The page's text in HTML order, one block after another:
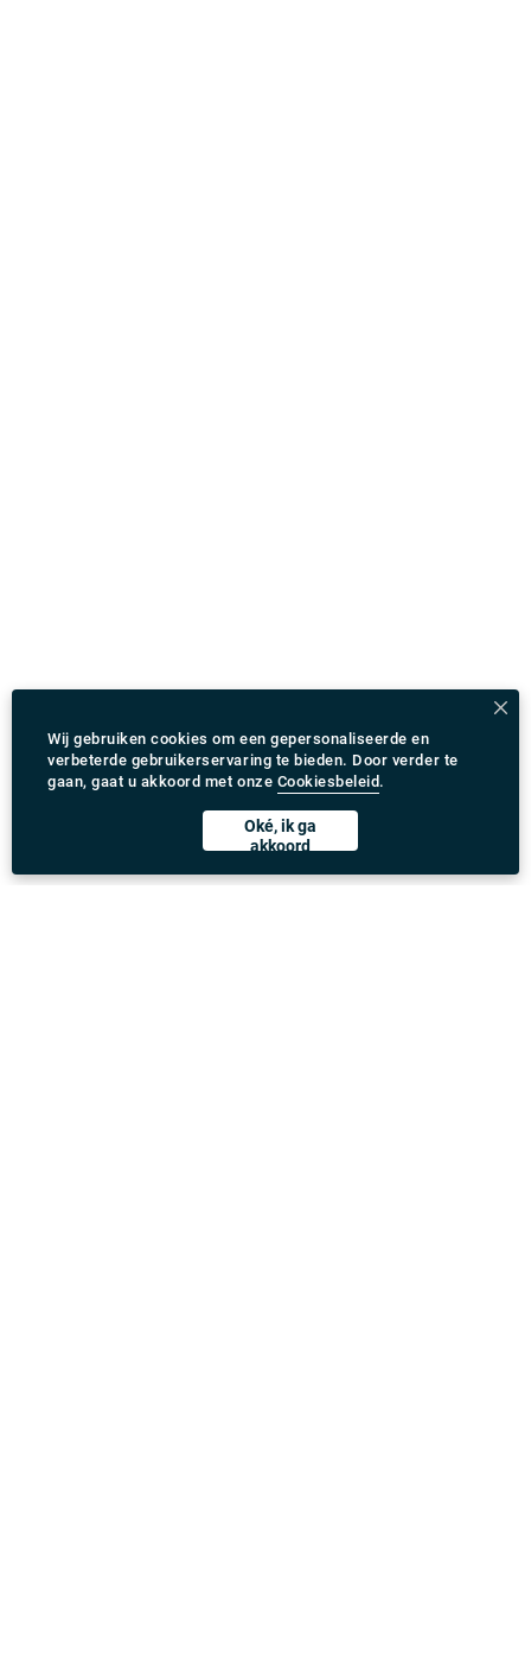
Wij gebruiken cookies om een gepersonaliseerde en
verbeterde gebruikerservaring te bieden. Door verder te
gaan, gaat u akkoord met onze Cookiesbeleid .
Oké, ik ga
akkoord